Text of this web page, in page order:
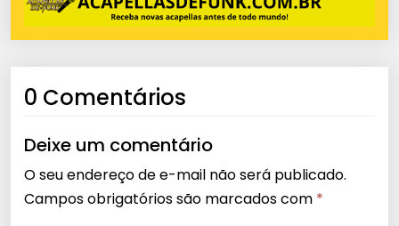
0 Comentários
Deixe um comentário
O seu endereço de e-mail não será publicado.
Campos obrigatórios são marcados com *